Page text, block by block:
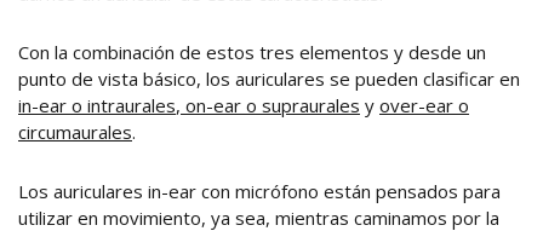
Con la combinación de estos tres elementos y desde un
punto de vista básico, los auriculares se pueden clasificar en
in-ear o intraurales, on-ear o supraurales y over-ear o
circumaurales.
Los auriculares in-ear con micrófono están pensados para
utilizar en movimiento, ya sea, mientras caminamos por la